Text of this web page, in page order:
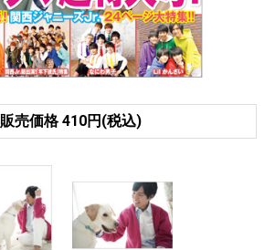
販売価格 410円(税込)